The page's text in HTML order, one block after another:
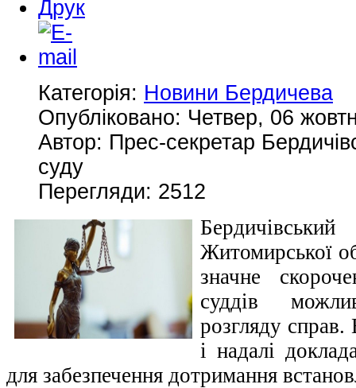
Категорія: Новини Бердичева
Опубліковано: Четвер, 06
Автор: Прес-секретар
суду
Перегляди: 2512
Житомирської
значне
суддів
розгляду
і надалі
для забезпечення дотримання